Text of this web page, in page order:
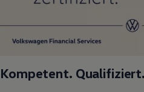
Kompetent.